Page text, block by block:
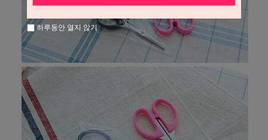
하루동안 열지 않기